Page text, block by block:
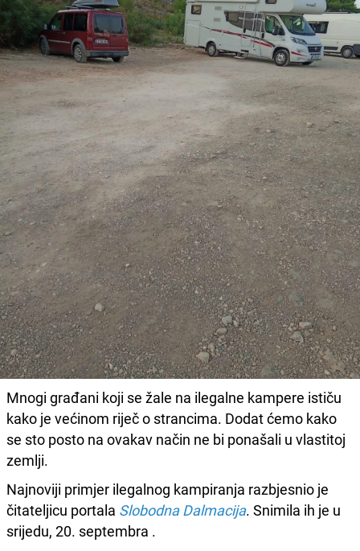
Mnogi građani koji se žale na ilegalne kampere ističu
kako je većinom riječ o strancima. Dodat ćemo kako
se sto posto na ovakav način ne bi ponašali u vlastitoj
zemlji.
Najnoviji primjer ilegalnog kampiranja razbjesnio je
čitateljicu portala Slobodna Dalmacija. Snimila ih je u
srijedu, 20. septembra .